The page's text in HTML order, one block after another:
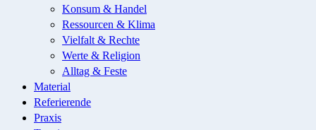
Konsum & Handel
Ressourcen & Klima
Vielfalt & Rechte
Werte & Religion
Alltag & Feste
Material
Referierende
Praxis